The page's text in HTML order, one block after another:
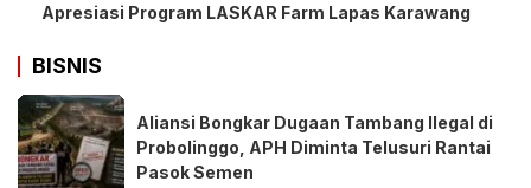
Apresiasi Program LASKAR Farm Lapas Karawang
BISNIS
Aliansi Bongkar Dugaan Tambang Ilegal di
Probolinggo, APH Diminta Telusuri Rantai
Pasok Semen